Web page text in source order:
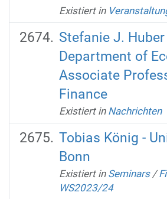
Existiert in
Stefanie J.
Department of
Associate
Finance
Existiert in Nachrichten
Tobias König -
Bonn
Existiert in Seminars /
WS2023/24